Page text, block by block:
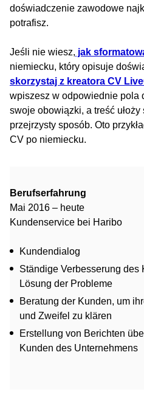
doświadczenie zawodowe
potrafisz.
Jeśli nie wiesz, jak
niemiecku, który opisuje
skorzystaj z kreatora CV
wpiszesz w odpowiednie pola
swoje obowiązki, a treść
przejrzysty sposób. Oto
CV po niemiecku.
Berufserfahrung
Mai 2016 – heute
Kundenservice bei Haribo
Kundendialog
Ständige Verbesserung des
Lösung der Probleme
Beratung der Kunden, um
und Zweifel zu klären
Erstellung von Berichten
Kunden des Unternehmens